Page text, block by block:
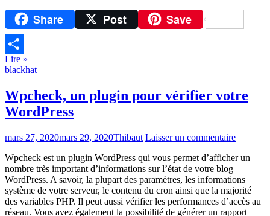
Share Post Save
Partager
Lire »
blackhat
Wpcheck, un plugin pour vérifier votre
WordPress
mars 27, 2020mars 29, 2020Thibaut Laisser un commentaire
Wpcheck est un plugin WordPress qui vous permet d’afficher un
nombre très important d’informations sur l’état de votre blog
WordPress. A savoir, la plupart des paramètres, les informations
système de votre serveur, le contenu du cron ainsi que la majorité
des variables PHP. Il peut aussi vérifier les performances d’accès au
réseau. Vous avez également la possibilité de générer un rapport